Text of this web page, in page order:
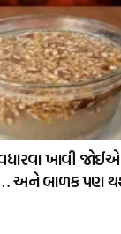
ખાવી
અને બાળક પણ